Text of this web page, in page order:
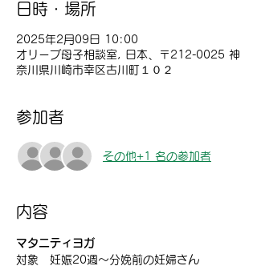
日時・場所
2025年2月09日 10:00
オリーブ母子相談室, 日本、〒212-0025 神
奈川県川崎市幸区古川町１０２
参加者
その他+1 名の参加者
内容
マタニティヨガ
対象　妊娠20週～分娩前の妊婦さん